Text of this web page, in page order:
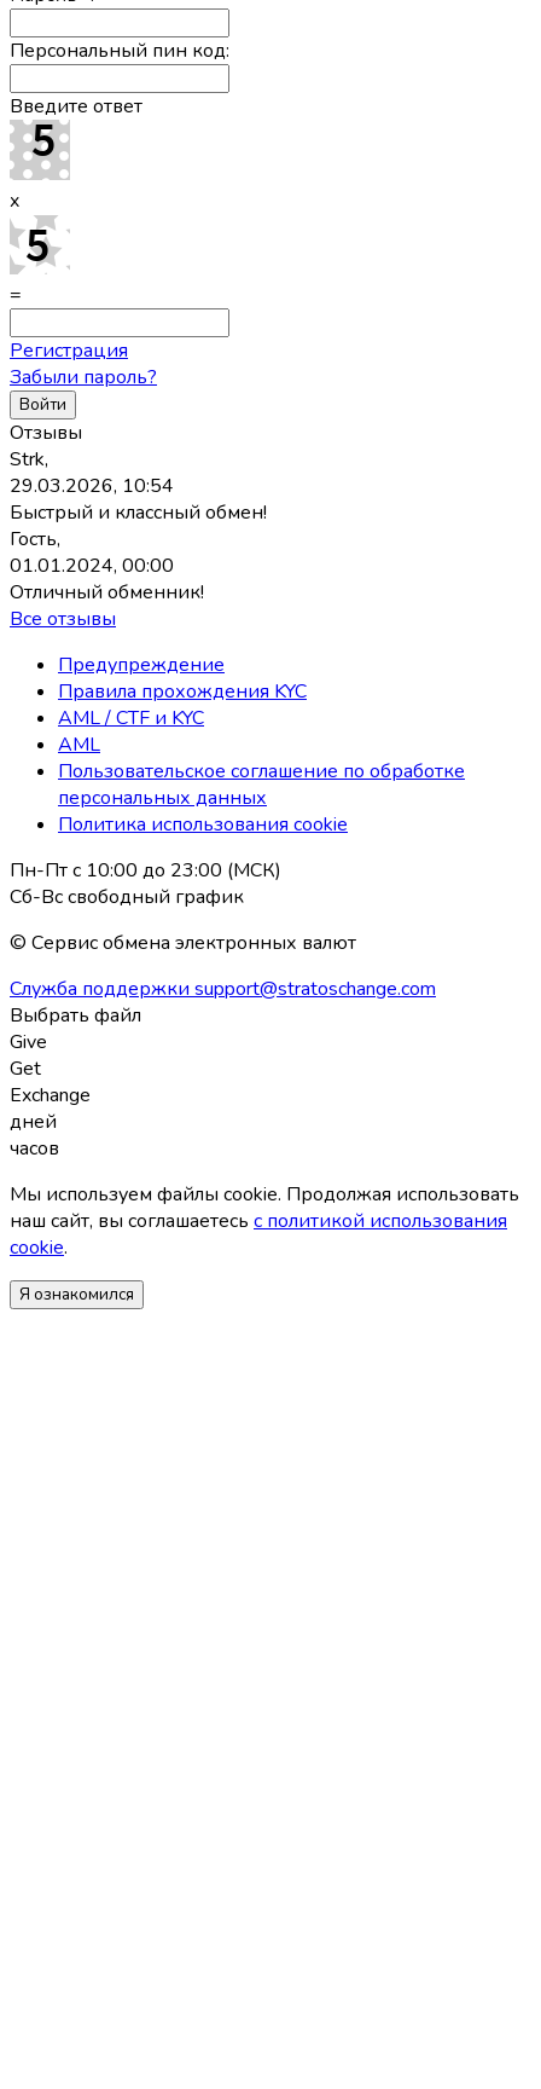
Персональный пин код:
Введите ответ
x
=
Регистрация
Забыли пароль?
Отзывы
Strk,
29.03.2026, 10:54
Быстрый и классный обмен!
Гость,
01.01.2024, 00:00
Отличный обменник!
Все отзывы
Предупреждение
Правила прохождения KYC
AML / CTF и KYC
AML
Пользовательское соглашение по обработке
персональных данных
Политика использования coоkie
Пн-Пт с 10:00 до 23:00 (МСК)
Сб-Вс свободный график
© Сервис обмена электронных валют
Служба поддержки support@stratoschange.com
Выбрать файл
Give
Get
Exchange
дней
часов
Мы используем файлы coоkie. Продолжая использовать
наш сайт, вы соглашаетесь с политикой использования
coоkie.